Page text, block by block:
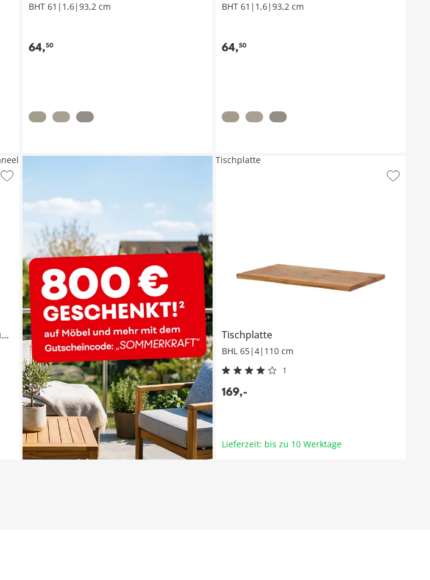
BHT 61|1,6|93,2 cm
64,50
BHT 61|1,6|93,2 cm
64,50
Schreibtischplatte mit Sichtblende und Paneel Tischplatte
BHL 65|4|110 cm
1
169,-
Tischplatte
Lieferzeit: bis zu 10 Werktage